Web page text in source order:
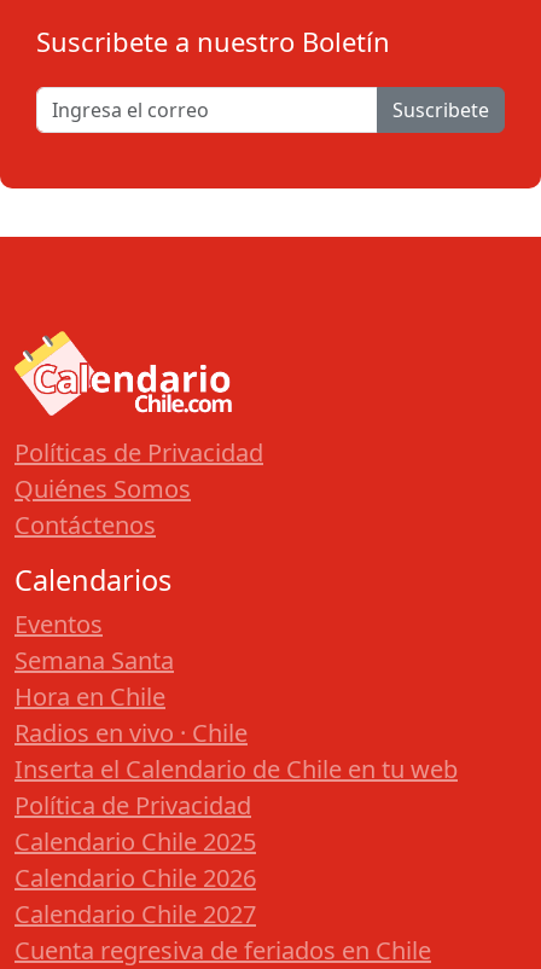
Suscribete a nuestro Boletín
Suscribete
Políticas de Privacidad
Quiénes Somos
Contáctenos
Calendarios
Eventos
Semana Santa
Hora en Chile
Radios en vivo · Chile
Inserta el Calendario de Chile en tu web
Política de Privacidad
Calendario Chile 2025
Calendario Chile 2026
Calendario Chile 2027
Cuenta regresiva de feriados en Chile